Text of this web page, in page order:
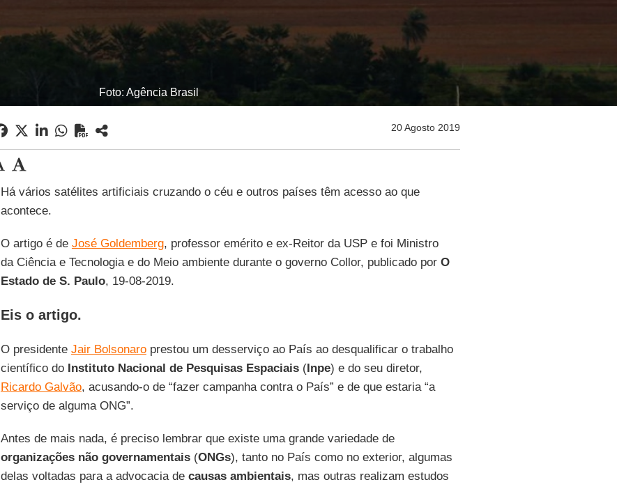
Foto: Agência Brasil
20 Agosto 2019
Há vários satélites artificiais cruzando o céu e outros países têm acesso ao que
acontece.
O artigo é de José Goldemberg, professor emérito e ex-Reitor da USP e foi Ministro
da Ciência e Tecnologia e do Meio ambiente durante o governo Collor, publicado por O
Estado de S. Paulo, 19-08-2019.
Eis o artigo.
O presidente Jair Bolsonaroprestou um desserviço ao País ao desqualificar o trabalho
científico do Instituto Nacional de Pesquisas Espaciais(Inpe) e do seu diretor,
Ricardo Galvão, acusando-o de “fazer campanha contra o País” e de que estaria “a
serviço de alguma ONG”.
Antes de mais nada, é preciso lembrar que existe uma grande variedade de
organizações não governamentais(ONGs), tanto no País como no exterior, algumas
delas voltadas para a advocacia de causas ambientais, mas outras realizam estudos